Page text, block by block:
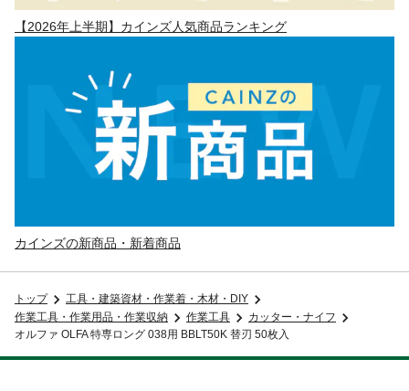
【2026年上半期】カインズ人気商品ランキング
カインズの新商品・新着商品
トップ
工具・建築資材・作業着・木材・DIY
作業工具・作業用品・作業収納
作業工具
カッター・ナイフ
オルファ OLFA 特専ロング 038用 BBLT50K 替刃 50枚入